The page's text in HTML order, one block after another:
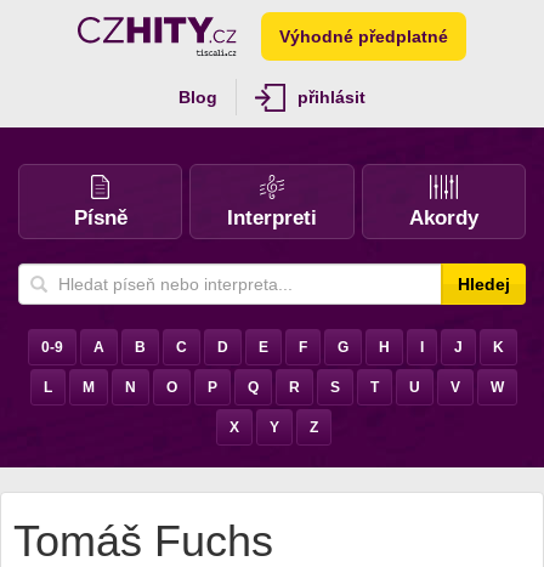
Výhodné předplatné
Blog přihlásit
Písně Interpreti Akordy
Hledej
0-9 A B C D E F G H J K
L M N O P Q R S T U V W
X Y Z
Tomáš Fuchs